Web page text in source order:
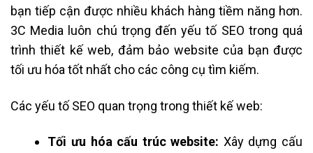
bạn tiếp cận được nhiều khách hàng tiềm năng hơn.
3C Media luôn chú trọng đến yếu tố SEO trong quá
trình thiết kế web, đảm bảo website của bạn được
tối ưu hóa tốt nhất cho các công cụ tìm kiếm.
Các yếu tố SEO quan trọng trong thiết kế web:
Tối ưu hóa cấu trúc website: Xây dựng cấu